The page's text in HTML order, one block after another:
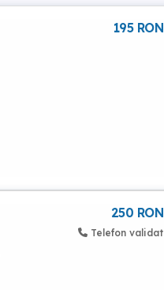
195 RON
250 RON
Telefon validat